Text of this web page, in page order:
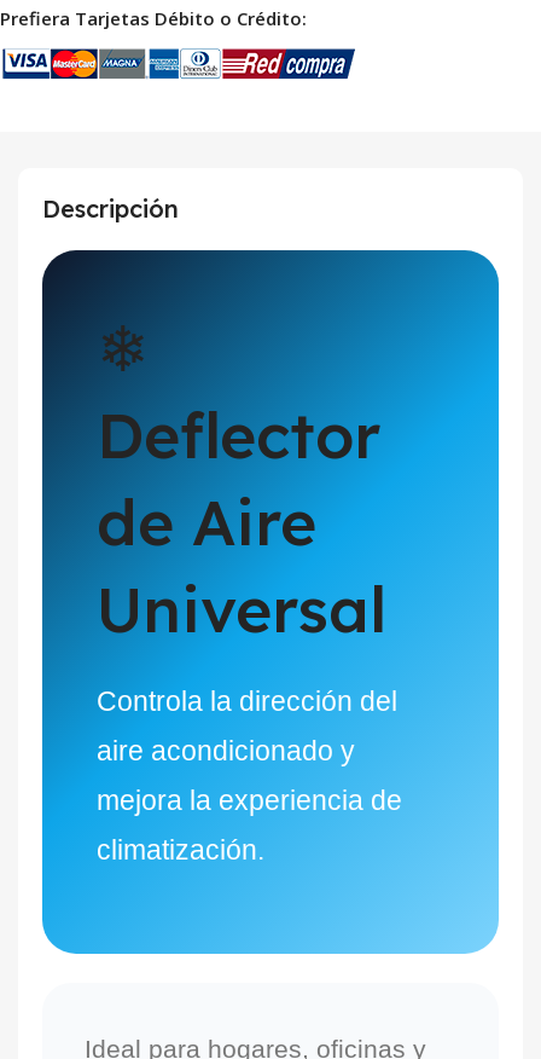
Prefiera Tarjetas Débito o Crédito:
Descripción
❄
Deflector
de Aire
Universal
Controla la dirección del
aire acondicionado y
mejora la experiencia de
climatización.
Ideal para hogares, oficinas y